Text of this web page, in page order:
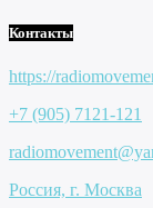
Контакты
https://
+7 (905) 7121-121
Россия, г. Москва